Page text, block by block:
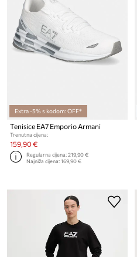
Extra -5% s kodom: OFF*
Tenisice EA7 Emporio Armani
Trenutna cijena:
159,90 €
Regularna cijena:219,90 €
Najniža cijena:169,90 €